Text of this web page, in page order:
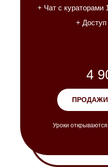
+ Чат с кураторами
+ Доступ
4
Уроки